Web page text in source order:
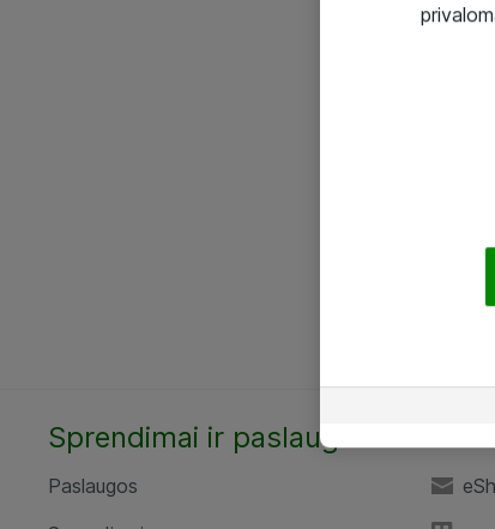
Sprendimai ir paslaugos
Paslaugos